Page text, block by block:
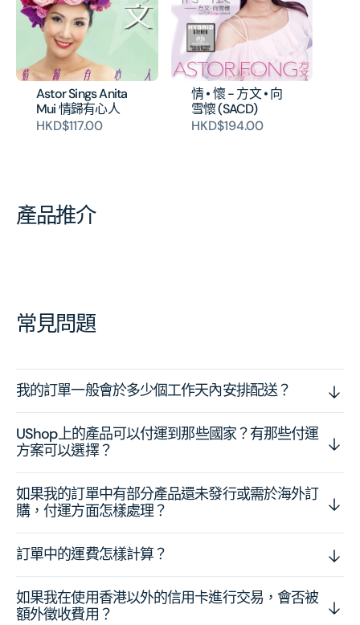
Astor Sings Anita
Mui 情歸有心人
HKD$117.00
情 • 懷 - 方文 • 向
雪懷 (SACD)
HKD$194.00
產品推介
常見問題
我的訂單一般會於多少個工作天內安排配送？
UShop上的產品可以付運到那些國家？有那些付運
方案可以選擇？
如果我的訂單中有部分產品還未發行或需於海外訂
購，付運方面怎樣處理？
訂單中的運費怎樣計算？
如果我在使用香港以外的信用卡進行交易，會否被
額外徵收費用？